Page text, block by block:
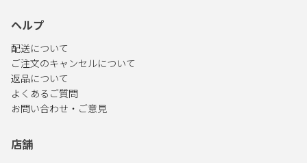
ヘルプ
配送について
ご注文のキャンセルについて
返品について
よくあるご質問
お問い合わせ・ご意見
店舗